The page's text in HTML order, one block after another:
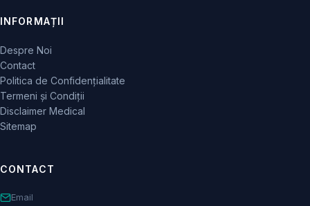
INFORMAȚII
Despre Noi
Contact
Politica de Confidențialitate
Termeni și Condiții
Disclaimer Medical
Sitemap
CONTACT
Email